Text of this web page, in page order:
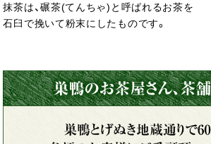
抹茶は、碾茶(てんちゃ)と呼ばれるお茶を
石臼で挽いて粉末にしたものです。